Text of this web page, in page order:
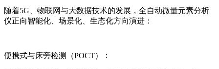
随着5G、物联网与大数据技术的发展，全自动微量元素分析
仪正向智能化、场景化、生态化方向演进：
便携式与床旁检测（POCT）：